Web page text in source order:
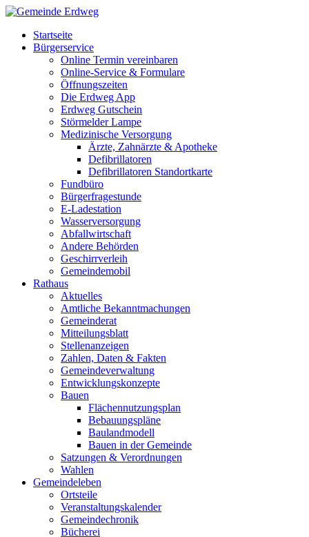
Startseite
Bürgerservice
Online Termin vereinbaren
Online-Service & Formulare
Öffnungszeiten
Die Erdweg App
Erdweg Gutschein
Störmelder Lampe
Medizinische Versorgung
Ärzte, Zahnärzte & Apotheke
Defibrillatoren
Defibrillatoren Standortkarte
Fundbüro
Bürgerfragestunde
E-Ladestation
Wasserversorgung
Abfallwirtschaft
Andere Behörden
Geschirrverleih
Gemeindemobil
Rathaus
Aktuelles
Amtliche Bekanntmachungen
Gemeinderat
Mitteilungsblatt
Stellenanzeigen
Zahlen, Daten & Fakten
Gemeindeverwaltung
Entwicklungskonzepte
Bauen
Flächennutzungsplan
Bebauungspläne
Baulandmodell
Bauen in der Gemeinde
Satzungen & Verordnungen
Wahlen
Gemeindeleben
Ortsteile
Veranstaltungskalender
Gemeindechronik
Bücherei